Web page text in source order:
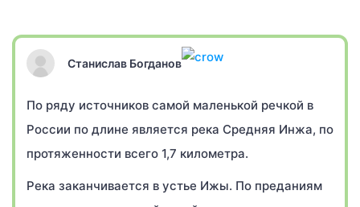
Станислав Богданов
По ряду источников самой маленькой речкой в
России по длине является река Средняя Инжа, по
протяженности всего 1,7 километра.
Река заканчивается в устье Ижы. По преданиям